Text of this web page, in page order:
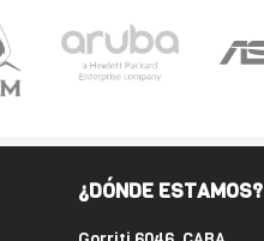
¿DÓNDE ESTAMOS?